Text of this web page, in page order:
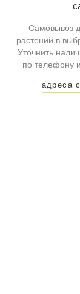
Самовывоз
растений в
Уточнить
по телефону
адреса